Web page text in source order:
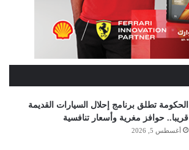
الحكومة تطلق برنامج إحلال السيارات القديمة
قريبا.. حوافز مغرية وأسعار تنافسية
أغسطس 5, 2026